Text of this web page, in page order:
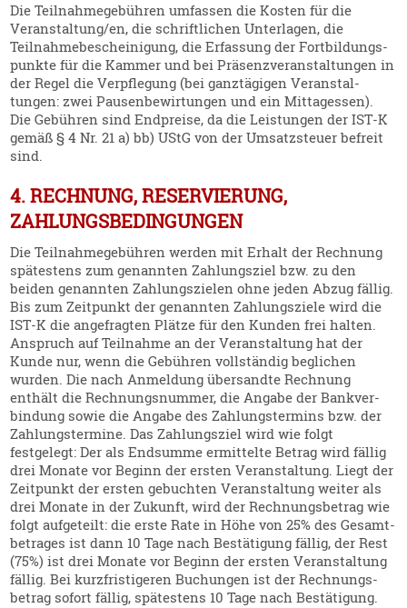
Die Teilnah­me­ge­bühren umfassen die Kosten für die
Veranstaltung/en, die schrift­lichen Unter­lagen, die
Teilnah­me­be­schei­nigung, die Erfassung der Fortbil­dungs­
punkte für die Kammer und bei Präsenz­ver­an­stal­tungen in
der Regel die Verpflegung (bei ganztä­gigen Veran­stal­
tungen: zwei Pausen­be­wir­tungen und ein Mittag­essen).
Die Gebühren sind Endpreise, da die Leistungen der IST‑K
gemäß § 4 Nr. 21 a) bb) UStG von der Umsatz­steuer befreit
sind.
4. RECHNUNG, RESERVIERUNG,
ZAHLUNGSBEDINGUNGEN
Die Teilnah­me­ge­bühren werden mit Erhalt der Rechnung
spätestens zum genannten Zahlungsziel bzw. zu den
beiden genannten Zahlungs­zielen ohne jeden Abzug fällig.
Bis zum Zeitpunkt der genannten Zahlungs­ziele wird die
IST‑K die angefragten Plätze für den Kunden frei halten.
Anspruch auf Teilnahme an der Veran­staltung hat der
Kunde nur, wenn die Gebühren vollständig beglichen
wurden. Die nach Anmeldung übersandte Rechnung
enthält die Rechnungs­nummer, die Angabe der Bankver­
bindung sowie die Angabe des Zahlungs­termins bzw. der
Zahlungs­termine. Das Zahlungsziel wird wie folgt
festgelegt: Der als Endsumme ermit­telte Betrag wird fällig
drei Monate vor Beginn der ersten Veran­staltung. Liegt der
Zeitpunkt der ersten gebuchten Veran­staltung weiter als
drei Monate in der Zukunft, wird der Rechnungs­betrag wie
folgt aufge­teilt: die erste Rate in Höhe von 25% des Gesamt­
be­trages ist dann 10 Tage nach Bestä­tigung fällig, der Rest
(75%) ist drei Monate vor Beginn der ersten Veran­staltung
fällig. Bei kurzfris­ti­geren Buchungen ist der Rechnungs­
betrag sofort fällig, spätestens 10 Tage nach Bestä­tigung.